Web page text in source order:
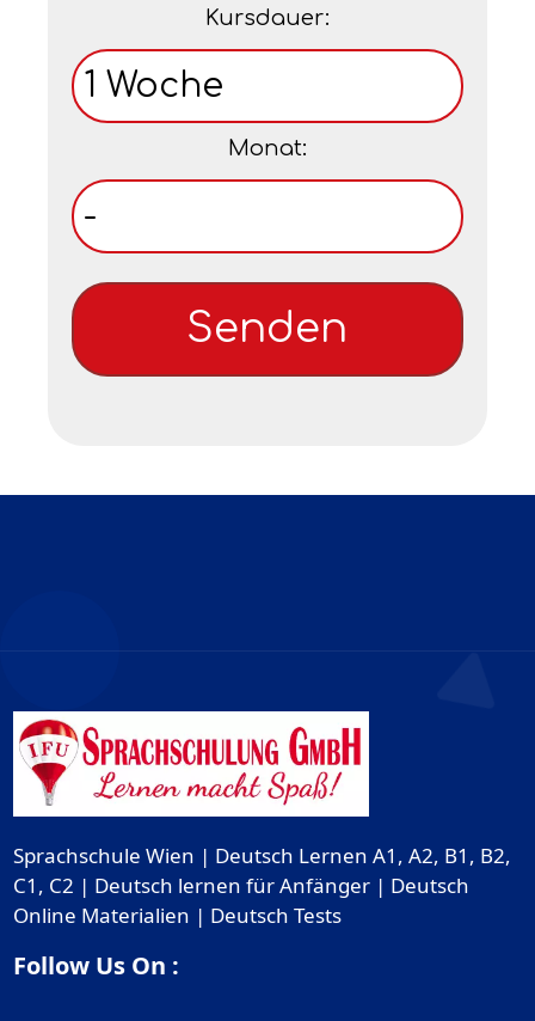
Kursdauer:
Monat:
Sprachschule Wien | Deutsch Lernen A1, A2, B1, B2,
C1, C2 | Deutsch lernen für Anfänger | Deutsch
Online Materialien | Deutsch Tests
Follow Us On :